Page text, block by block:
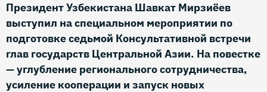
Президент Узбекистана Шавкат Мирзиёев
выступил на специальном мероприятии по
подготовке седьмой Консультативной встречи
глав государств Центральной Азии. На повестке
— углубление регионального сотрудничества,
усиление кооперации и запуск новых